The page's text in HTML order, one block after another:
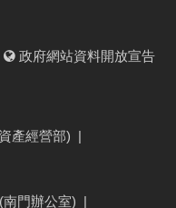
政府網站資料開放宣告
產經營部) |
門辦公室) |